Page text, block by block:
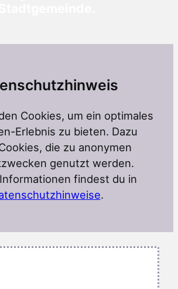
Cookies, um ein optimales
Erlebnis zu bieten. Dazu
die zu anonymen
genutzt werden.
findest du in
.